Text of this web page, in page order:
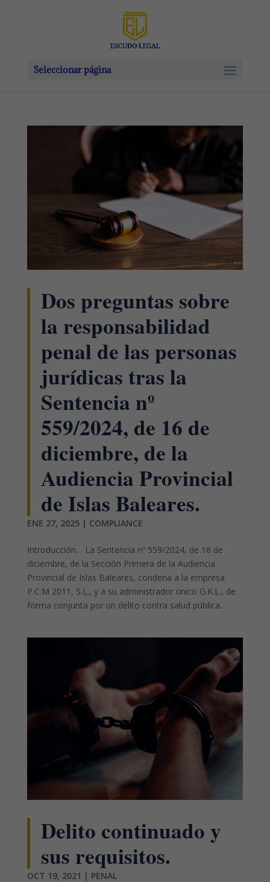
Seleccionar página
Dos preguntas sobre
la responsabilidad
penal de las personas
jurídicas tras la
Sentencia nº
559/2024, de 16 de
diciembre, de la
Audiencia Provincial
de Islas Baleares.
ENE 27, 2025| COMPLIANCE
Introducción. La Sentencia nº 559/2024, de 16 de
diciembre, de la Sección Primera de la Audiencia
Provincial de Islas Baleares, condena a la empresa
P.C.M 2011, S.L., y a su administrador único G.K.L., de
forma conjunta por un delito contra salud pública...
Delito continuado y
sus requisitos.
OCT 19, 2021 | PENAL